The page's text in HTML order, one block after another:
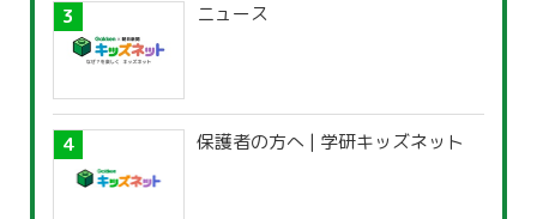
ニュース
保護者の方へ | 学研キッズネット